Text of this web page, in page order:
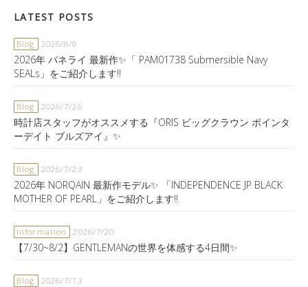
LATEST POSTS
Blog 2026/8/6
2026年 パネライ 最新作✨「 PAM01738 Submersible Navy
SEALs」をご紹介します‼️
Blog 2026/7/26
時計店スタッフがオススメする『ORIS ビッグクラウン ポインタ
ーデイト ブルズアイ』✨
Blog 2026/7/23
2026年 NORQAIN 最新作モデル✨ 「INDEPENDENCE JP BLACK
MOTHER OF PEARL」をご紹介します‼️
Information 2026/7/20
【7/30~8/2】GENTLEMANの世界を体感する4日間✨
Blog 2026/7/13